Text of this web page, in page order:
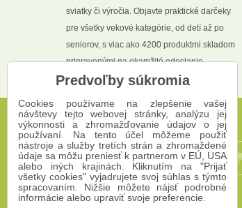
sviatky či výročia. Objavte praktické darčeky
pre všetky vekové kategórie, od detí až po
seniorov, s viac ako 4200 produktmi skladom
pripravenými na okamžité odoslanie.
Predvoľby súkromia
Cookies používame na zlepšenie vašej
návštevy tejto webovej stránky, analýzu jej
výkonnosti a zhromažďovanie údajov o jej
používaní. Na tento účel môžeme použiť
nástroje a služby tretích strán a zhromaždené
údaje sa môžu preniesť k partnerom v EÚ, USA
alebo iných krajinách. Kliknutím na "Prijať
všetky cookies" vyjadrujete svoj súhlas s týmto
spracovaním. Nižšie môžete nájsť podrobné
informácie alebo upraviť svoje preferencie.